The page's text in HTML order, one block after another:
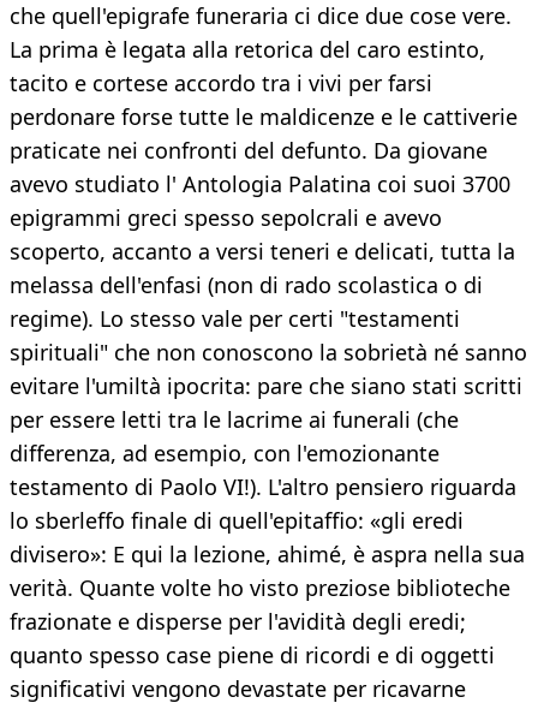
che quell'epigrafe funeraria ci dice due cose vere.
La prima è legata alla retorica del caro estinto,
tacito e cortese accordo tra i vivi per farsi
perdonare forse tutte le maldicenze e le cattiverie
praticate nei confronti del defunto. Da giovane
avevo studiato l' Antologia Palatina coi suoi 3700
epigrammi greci spesso sepolcrali e avevo
scoperto, accanto a versi teneri e delicati, tutta la
melassa dell'enfasi (non di rado scolastica o di
regime). Lo stesso vale per certi "testamenti
spirituali" che non conoscono la sobrietà né sanno
evitare l'umiltà ipocrita: pare che siano stati scritti
per essere letti tra le lacrime ai funerali (che
differenza, ad esempio, con l'emozionante
testamento di Paolo VI!). L'altro pensiero riguarda
lo sberleffo finale di quell'epitaffio: «gli eredi
divisero»: E qui la lezione, ahimé, è aspra nella sua
verità. Quante volte ho visto preziose biblioteche
frazionate e disperse per l'avidità degli eredi;
quanto spesso case piene di ricordi e di oggetti
significativi vengono devastate per ricavarne